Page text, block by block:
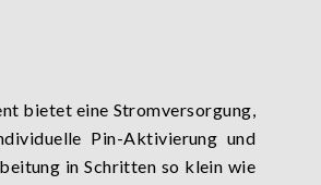
bietet eine Stromversorgung,
Pin-Aktivierung und
in Schritten so klein wie